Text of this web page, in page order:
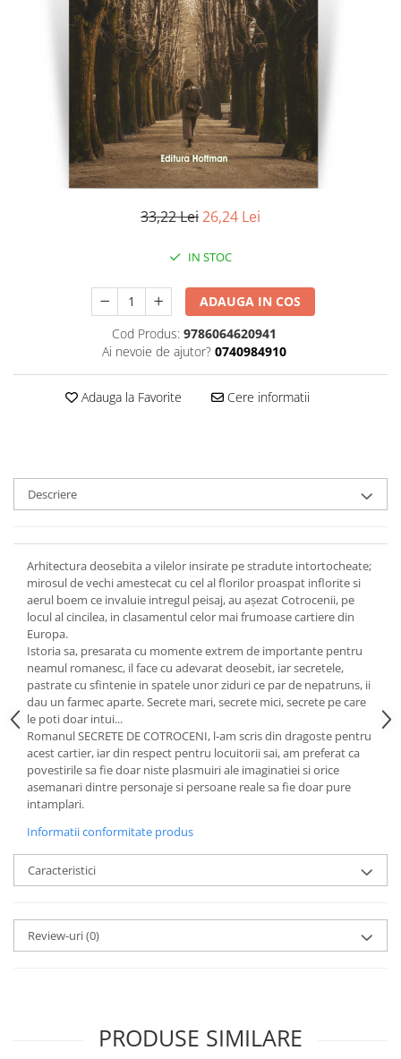
Contemporana
Universala
Non-fictiune
Publicistica / Reportaje / Interviuri
Sociologie si filozofie
33,22 Lei26,24 Lei
IN STOC
ADAUGA IN COS
Cod Produs: 9786064620941
Ai nevoie de ajutor? 0740984910
Adauga la Favorite Cere informatii
Descriere
Arhitectura deosebita a vilelor insirate pe stradute intortocheate;
mirosul de vechi amestecat cu cel al florilor proaspat inflorite si
aerul boem ce invaluie intregul peisaj, au așezat Cotrocenii, pe
locul al cincilea, in clasamentul celor mai frumoase cartiere din
Europa.
Istoria sa, presarata cu momente extrem de importante pentru
neamul romanesc, il face cu adevarat deosebit, iar secretele,
pastrate cu sfintenie in spatele unor ziduri ce par de nepatruns, ii
dau un farmec aparte. Secrete mari, secrete mici, secrete pe care
le poti doar intui...
Romanul SECRETE DE COTROCENI, l-am scris din dragoste pentru
acest cartier, iar din respect pentru locuitorii sai, am preferat ca
povestirile sa fie doar niste plasmuiri ale imaginatiei si orice
asemanari dintre personaje si persoane reale sa fie doar pure
intamplari.
Informatii conformitate produs
Caracteristici
Review-uri(0)
PRODUSE SIMILARE